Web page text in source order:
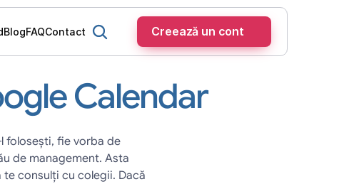
BlogFAQContact Creează un cont
Calendar
folosești, fie vorba de
de management. Asta
consulți cu colegii. Dacă